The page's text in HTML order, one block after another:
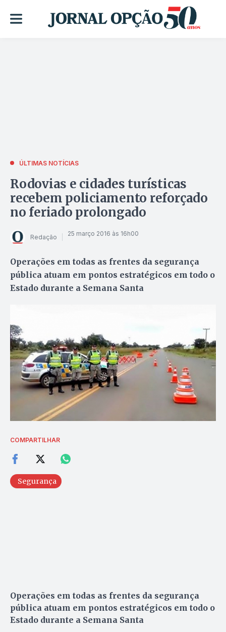
ÚLTIMAS NOTÍCIAS
Rodovias e cidades turísticas
recebem policiamento reforçado
no feriado prolongado
Redação 25 março 2016 às 16h00
Operações em todas as frentes da segurança
pública atuam em pontos estratégicos em todo o
Estado durante a Semana Santa
COMPARTILHAR
Segurança
Operações em todas as frentes da segurança
pública atuam em pontos estratégicos em todo o
Estado durante a Semana Santa